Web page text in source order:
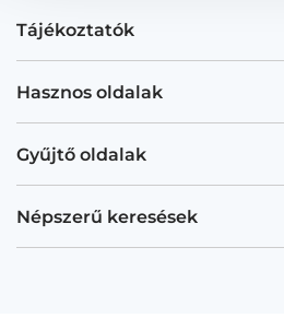
Tájékoztatók
Hasznos oldalak
Gyűjtő oldalak
Népszerű keresések